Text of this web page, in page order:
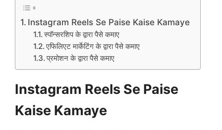
Instagram Reels Se Paise Kaise Kamaye
स्पॉन्सरशिप के द्वारा पैसे कमाए
एफिलिएट मार्केटिंग के द्वारा पैसे कमाए
प्रमोशन के द्वारा पैसे कमाए
Instagram Reels Se Paise
Kaise Kamaye